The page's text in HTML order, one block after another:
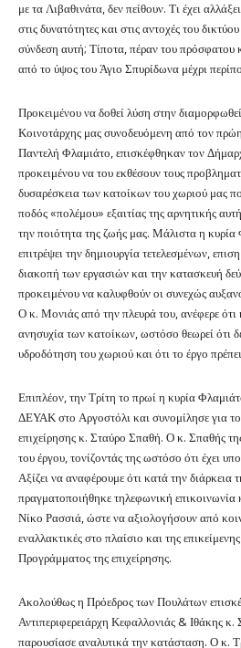
με τα Λιβαθινάτα, δεν πείθουν. Τι έχει
στις δυνατότητες και στις αντοχές του
σύνδεση αυτή; Τίποτα, πέραν του
από το ύψος του Άγιο Σπυρίδωνα μέχρι
Προκειμένου να δοθεί λύση στην
Κοινοτάρχης μας συνοδευόμενη από τον
Παντελή Φλαμιάτο, επισκέφθηκαν τον
προκειμένου να του εκθέσουν τους
δυσαρέσκεια των κατοίκων του χωριού μας
ποδός «πολέμου» εξαιτίας της αρνητικής
την ποιότητα της ζωής μας. Μάλιστα η κυρία
επιτρέψει την δημιουργία τετελεσμένων,
διακοπή των εργασιών και την κατασκευή
προκειμένου να καλυφθούν οι συνεχώς
Ο κ. Μονιάς από την πλευρά του, ανέφερε ότι
ανησυχία των κατοίκων, ωστόσο θεωρεί ότι
υδροδότηση του χωριού και ότι το έργο
Επιπλέον, την Τρίτη το πρωί η κυρία
ΔΕΥΑΚ στο Αργοστόλι και συνομίλησε για
επιχείρησης κ. Σταύρο Σπαθή. Ο κ. Σπαθής
του έργου, τονίζοντάς της ωστόσο ότι έχει
Αξίζει να αναφέρουμε ότι κατά την διάρκεια
πραγματοποιήθηκε τηλεφωνική επικοινωνία
Νίκο Ρασσιά, ώστε να αξιολογήσουν από
εναλλακτικές στο πλαίσιο και της
Προγράμματος της επιχείρησης.
Ακολούθως η Πρόεδρος των Πουλάτων
Αντιπεριφερειάρχη Κεφαλλονιάς & Ιθάκης
παρουσίασε αναλυτικά την κατάσταση. Ο κ.